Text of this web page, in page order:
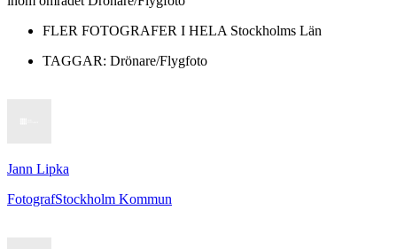
FLER FOTOGRAFER I HELA Stockholms Län
TAGGAR: Drönare/Flygfoto
Jann Lipka
FotografStockholm Kommun